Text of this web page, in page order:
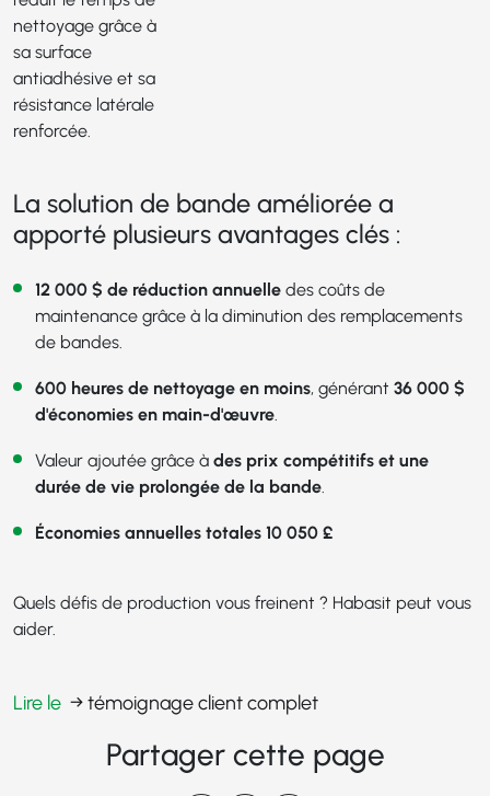
nettoyage grâce à
sa surface
antiadhésive et sa
résistance latérale
renforcée.
La solution de bande améliorée a
apporté plusieurs avantages clés :
12 000 $ de réduction annuelle des coûts de
maintenance grâce à la diminution des remplacements
de bandes.
600 heures de nettoyage en moins, générant 36 000 $
d'économies en main-d'œuvre.
Valeur ajoutée grâce à des prix compétitifs et une
durée de vie prolongée de la bande.
Économies annuelles totales 10 050 £
Quels défis de production vous freinent ? Habasit peut vous
aider.
Lire le → témoignage client complet
Partager cette page